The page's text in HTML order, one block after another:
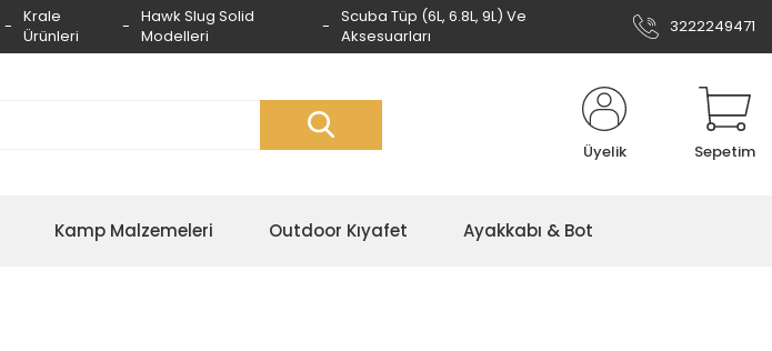
Krale
Ürünleri
Hawk Slug Solid
Modelleri
Scuba Tüp (6L, 6.8L, 9L) Ve
Aksesuarları
3222249471
Üyelik Sepetim
Kamp Malzemeleri Outdoor Kıyafet Ayakkabı & Bot